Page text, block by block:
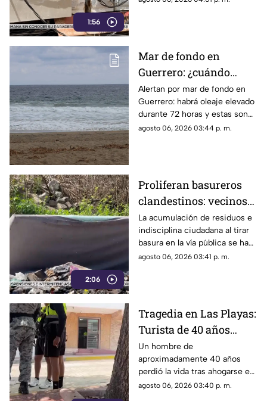
1:56
Mar de fondo en
Guerrero: ¿cuándo
llegará y qué zonas de
Acapulco serán
afectadas?
Alertan por mar de fondo en
Guerrero: habrá oleaje elevado
durante 72 horas y estas son
las zonas de Acapulco con
agosto 06, 2026 03:44 p. m.
2:06
Proliferan basureros
clandestinos: vecinos
exigen conciencia y
sanciones más
estrictas
La acumulación de residuos e
indisciplina ciudadana al tirar
basura en la vía pública se ha
consolidado como un grave
agosto 06, 2026 03:41 p. m.
Tragedia en Las Playas:
Turista de 40 años
mu3r3 ahogado en la
alberca de un hotel en
Acapulco
Un hombre de
aproximadamente 40 años
perdió la vida tras ahogarse en
la alberca de un hotel del
agosto 06, 2026 03:40 p. m.